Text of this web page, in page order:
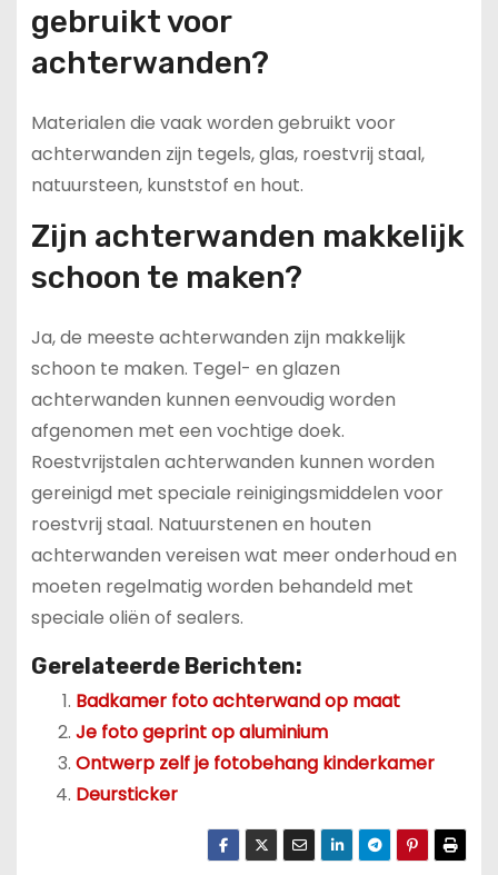
gebruikt voor
achterwanden?
Materialen die vaak worden gebruikt voor
achterwanden zijn tegels, glas, roestvrij staal,
natuursteen, kunststof en hout.
Zijn achterwanden makkelijk
schoon te maken?
Ja, de meeste achterwanden zijn makkelijk
schoon te maken. Tegel- en glazen
achterwanden kunnen eenvoudig worden
afgenomen met een vochtige doek.
Roestvrijstalen achterwanden kunnen worden
gereinigd met speciale reinigingsmiddelen voor
roestvrij staal. Natuurstenen en houten
achterwanden vereisen wat meer onderhoud en
moeten regelmatig worden behandeld met
speciale oliën of sealers.
Gerelateerde Berichten:
Badkamer foto achterwand op maat
Je foto geprint op aluminium
Ontwerp zelf je fotobehang kinderkamer
Deursticker